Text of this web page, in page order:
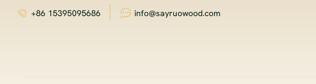
+86 15395095686 info@sayruowood.com